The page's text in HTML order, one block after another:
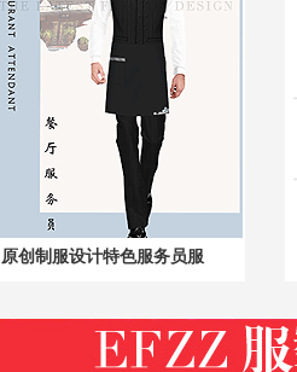
原创制服设计特色服务员服